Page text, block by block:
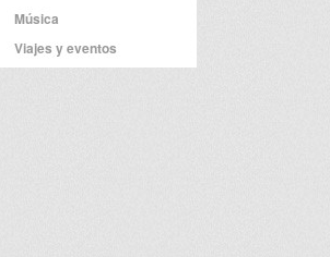
Música
Viajes y eventos